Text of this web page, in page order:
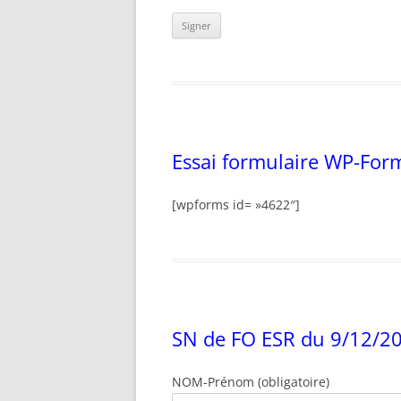
Essai formulaire WP-
[wpforms id= »4622″]
SN de FO ESR du 9/12/
NOM-Prénom (obligatoire)